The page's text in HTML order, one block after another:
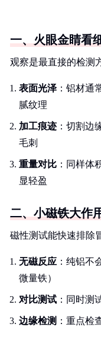
一、火眼金睛看
观察是最直接的检测
表面光泽：铝材通
腻纹理
加工痕迹 ：切割边
毛刺
重量对比 ：同样体
显轻盈
二、小磁铁大作
磁性测试能快速排除
无磁反应 ：纯铝不
微量铁）
对比测试 ：同时测
边缘检测 ：重点检